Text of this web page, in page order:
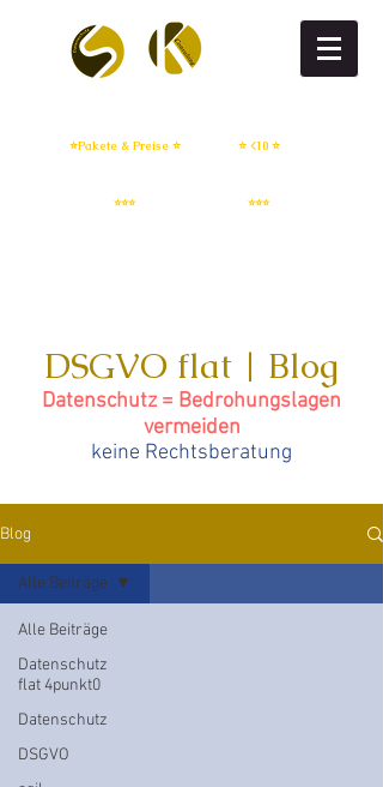
⭐Pakete & Preise ⭐ ⭐ <10 ⭐
⭐⭐⭐ ⭐⭐⭐
DSGVO flat | Blog
Datenschutz = Bedrohungslagen
vermeiden
keine Rechtsberatung
Blog
Alle Beiträge
Datenschutz
flat 4punkt0
Datenschutz
DSGVO
Alle Beiträge